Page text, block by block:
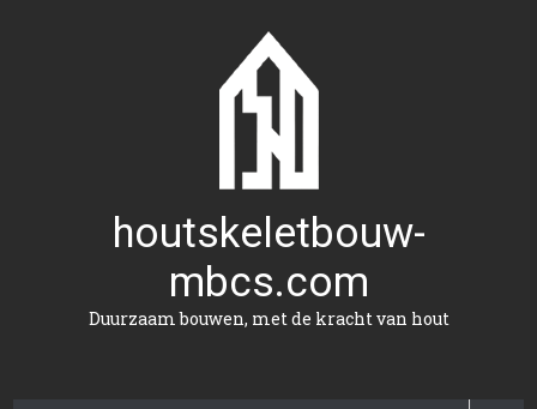
houtskeletbouw-
mbcs.com
Duurzaam bouwen, met de kracht van hout